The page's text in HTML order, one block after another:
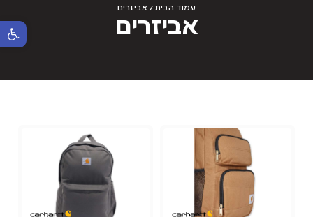
פתח
עמוד הבית / אביזרים
אביזרים